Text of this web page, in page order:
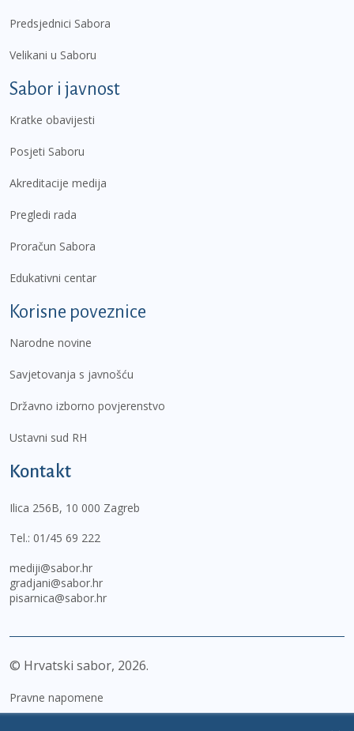
Predsjednici Sabora
Velikani u Saboru
Sabor i javnost
Kratke obavijesti
Posjeti Saboru
Akreditacije medija
Pregledi rada
Proračun Sabora
Edukativni centar
Korisne poveznice
Narodne novine
Savjetovanja s javnošću
Državno izborno povjerenstvo
Ustavni sud RH
Kontakt
Ilica 256B, 10 000 Zagreb
Tel.: 01/45 69 222
mediji@sabor.hr
gradjani@sabor.hr
pisarnica@sabor.hr
© Hrvatski sabor, 2026
Pravne napomene